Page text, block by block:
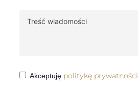
Akceptuję politykę prywatności